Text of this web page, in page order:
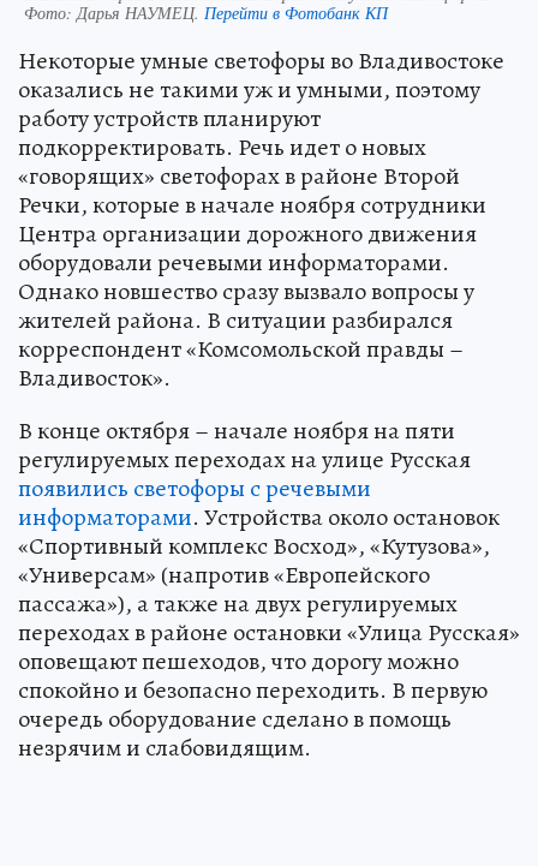
Фото: Дарья НАУМЕЦ. Перейти в Фотобанк КП
Некоторые умные светофоры во Владивостоке
оказались не такими уж и умными, поэтому
работу устройств планируют
подкорректировать. Речь идет о новых
«говорящих» светофорах в районе Второй
Речки, которые в начале ноября сотрудники
Центра организации дорожного движения
оборудовали речевыми информаторами.
Однако новшество сразу вызвало вопросы у
жителей района. В ситуации разбирался
корреспондент «Комсомольской правды –
Владивосток».
В конце октября – начале ноября на пяти
регулируемых переходах на улице Русская
появились светофоры с речевыми
информаторами. Устройства около остановок
«Спортивный комплекс Восход», «Кутузова»,
«Универсам» (напротив «Европейского
пассажа»), а также на двух регулируемых
переходах в районе остановки «Улица Русская»
оповещают пешеходов, что дорогу можно
спокойно и безопасно переходить. В первую
очередь оборудование сделано в помощь
незрячим и слабовидящим.